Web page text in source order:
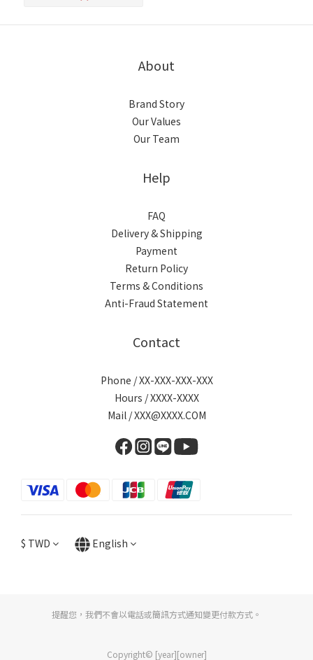
About
Brand Story
Our Values
Our Team
Help
FAQ
Delivery & Shipping
Payment
Return Policy
Terms & Conditions
Anti-Fraud Statement
Contact
Phone / XX-XXX-XXX-XXX
Hours / XXXX-XXXX
Mail / XXX@XXXX.COM
$ TWD English
提醒您，我們不會以電話或簡訊方式通知變更付款方式。
Copyright© [year][owner]